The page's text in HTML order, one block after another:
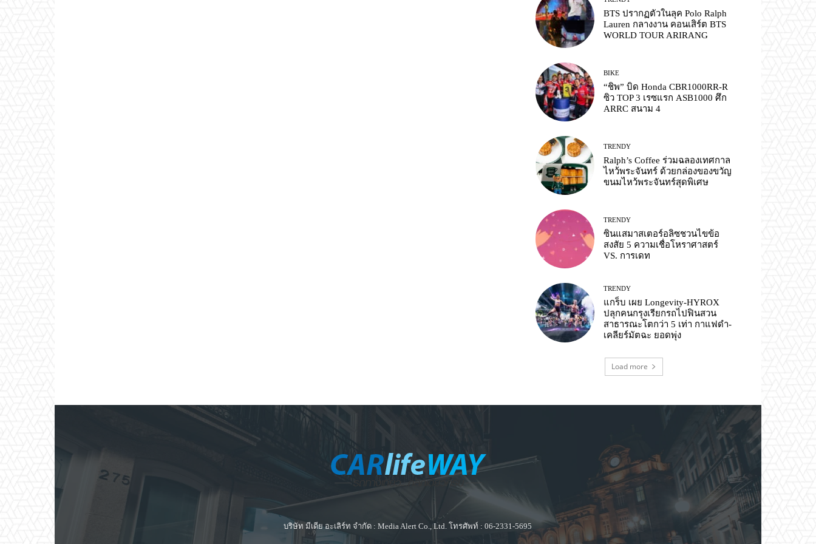
BTS ปรากฏตัวในลุค Polo Ralph
Lauren กลางงาน คอนเสิร์ต BTS
WORLD TOUR ARIRANG
BIKE
“ชิพ” บิด Honda CBR1000RR-R
ซิว TOP 3 เรซแรก ASB1000 ศึก
ARRC สนาม 4
TRENDY
Ralph’s Coffee ร่วมฉลองเทศกาล
ไหว้พระจันทร์ ด้วยกล่องของขวัญ
ขนมไหว้พระจันทร์สุดพิเศษ
TRENDY
ซินแสมาสเตอร์อลิซชวนไขข้อ
สงสัย 5 ความเชื่อโหราศาสตร์
VS. การเดท
TRENDY
แกร็บ เผย Longevity-HYROX
ปลุกคนกรุงเรียกรถไปฟินสวน
สาธารณะโตกว่า 5 เท่า กาแฟดำ-
เคลียร์มัตฉะ ยอดพุ่ง
Load more
บริษัท มีเดีย อะเลิร์ท จำกัด : Media Alert Co., Ltd. โทรศัพท์ : 06-2331-5695